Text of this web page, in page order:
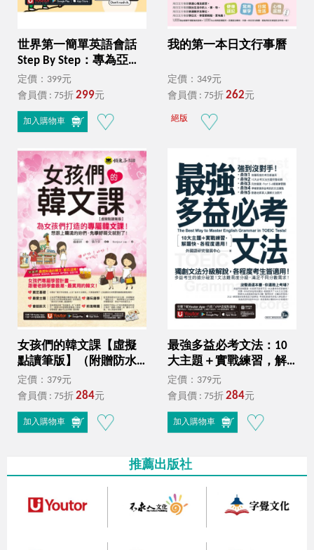
世界第一簡單英語會話
Step By Step：專為亞洲
人編寫的英語會話（附
「Youtor App」內含VRP
定價：399元
會員價 : 75折 299元
加入購物車
我的第一本日文行事曆
定價：349元
會員價 : 75折 262元
絕版
女孩們的韓文課【虛擬
點讀筆版】（附贈防水
書套+「Youtor App」內
含VRP虛擬點讀筆）
定價：379元
會員價 : 75折 284元
加入購物車
最強多益必考文法：10
大主題＋實戰練習，解
題快、各程度適用！
（附文法教學影片＋
虛擬點讀筆）
定價：379元
會員價 : 75折 284元
加入購物車
推薦出版社